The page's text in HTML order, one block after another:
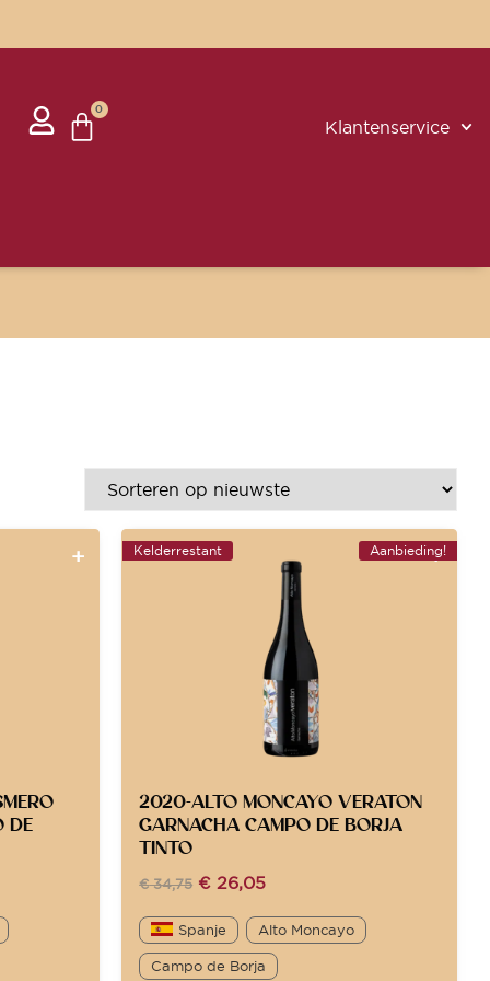
0
Klantenservice
DE
Aanbieding!
Kelderrestant
2020-ALTO MONCAYO VERATON
GARNACHA CAMPO DE BORJA
TINTO
€34,75 € 26,05
Spanje Alto Moncayo
Campo de Borja